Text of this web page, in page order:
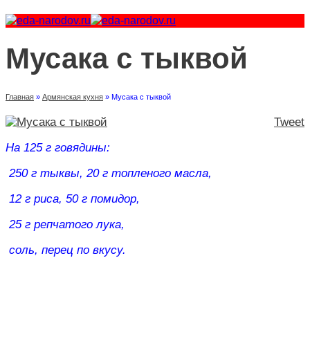
Мусака с тыквой
Главная » Армянская кухня » Мусака с тыквой
Tweet
На 125 г говядины:
250 г тыквы, 20 г топленого масла,
12 г риса, 50 г помидор,
25 г репчатого лука,
соль, перец по вкусу.